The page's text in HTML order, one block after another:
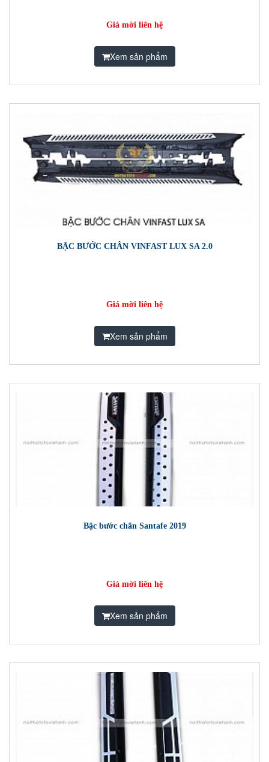
Giá mời liên hệ
Xem sản phẩm
BẬC BƯỚC CHÂN VINFAST LUX SA 2.0
Giá mời liên hệ
Xem sản phẩm
Bậc bước chân Santafe 2019
Giá mời liên hệ
Xem sản phẩm